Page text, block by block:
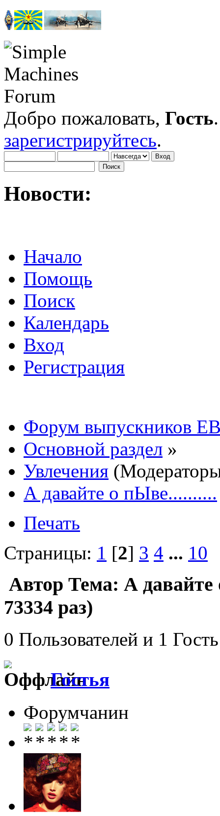
Добро пожаловать, Гость
зарегистрируйтесь.
Новости:
Начало
Помощь
Поиск
Календарь
Вход
Регистрация
Форум выпускников
Основной раздел »
Увлечения
А давайте о пЫве..........
Печать
Страницы: 1 [2] 3 4 ... 10
Автор Тема: А
73334 раз)
0 Пользователей и 1
Гостья
Форумчанин